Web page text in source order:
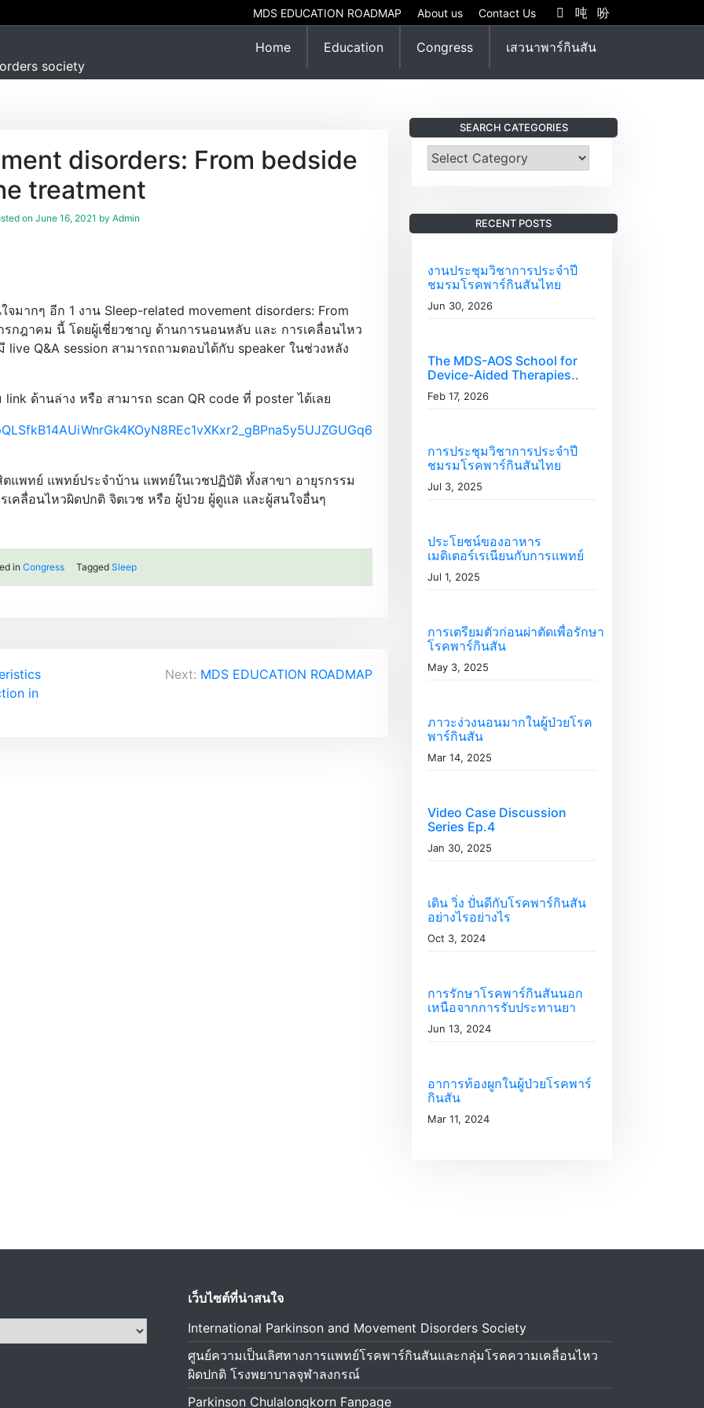
MDS EDUCATION ROADMAP About us Contact Us
society
Home Education Congress เสวนาพาร์กินสัน
disorders: From bedside
treatment
on June 16, 2021 by Admin
มากๆ อีก 1 งาน Sleep-related movement disorders: From
กฎาคม นี้ โดยผู้เชี่ยวชาญ ด้านการนอนหลับ และ การเคลื่อนไหว
Q&A session สามารถถามตอบได้กับ speaker ในช่วงหลัง
ด้านล่าง หรือ สามารถ scan QR code ที่ poster ได้เลย
แพทย์ แพทย์ประจำบ้าน แพทย์ในเวชปฏิบัติ ทั้งสาขา อายุรกรรม
คลื่อนไหวผิดปกติ จิตเวช หรือ ผู้ป่วย ผู้ดูแล และผู้สนใจอื่นๆ
in Congress Tagged Sleep
in
Next: MDS EDUCATION ROADMAP
SEARCH CATEGORIES
S
e
r
c
C
a
t
o
r
i
RECENT POSTS
งานประชุมวิชาการประจำปี
ชมรมโรคพาร์กินสันไทย
Jun 30, 2026
The MDS-AOS School for
Device-Aided Therapies..
Feb 17, 2026
การประชุมวิชาการประจำปี
ชมรมโรคพาร์กินสันไทย
Jul 3, 2025
ประโยชน์ของอาหาร
เมดิเตอร์เรเนียนกับการแพทย์
Jul 1, 2025
การเตรียมตัวก่อนผ่าตัดเพื่อรักษา
โรคพาร์กินสัน
May 3, 2025
ภาวะง่วงนอนมากในผู้ป่วยโรค
พาร์กินสัน
Mar 14, 2025
Video Case Discussion
Series Ep.4
Jan 30, 2025
เดิน วิ่ง ปั่นดีกับโรคพาร์กินสัน
อย่างไรอย่างไร
Oct 3, 2024
การรักษาโรคพาร์กินสันนอก
เหนือจากการรับประทานยา
Jun 13, 2024
อาการท้องผูกในผู้ป่วยโรคพาร์
กินสัน
Mar 11, 2024
เว็บไซต์ที่น่าสนใจ
International Parkinson and Movement Disorders Society
ศูนย์ความเป็นเลิศทางการแพทย์โรคพาร์กินสันและกลุ่มโรคความเคลื่อนไหว
ผิดปกติ โรงพยาบาลจุฬาลงกรณ์
Parkinson Chulalongkorn Fanpage